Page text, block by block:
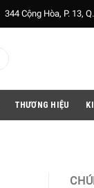
344 Cộng Hòa, P. 13,
THƯƠNG HIỆU